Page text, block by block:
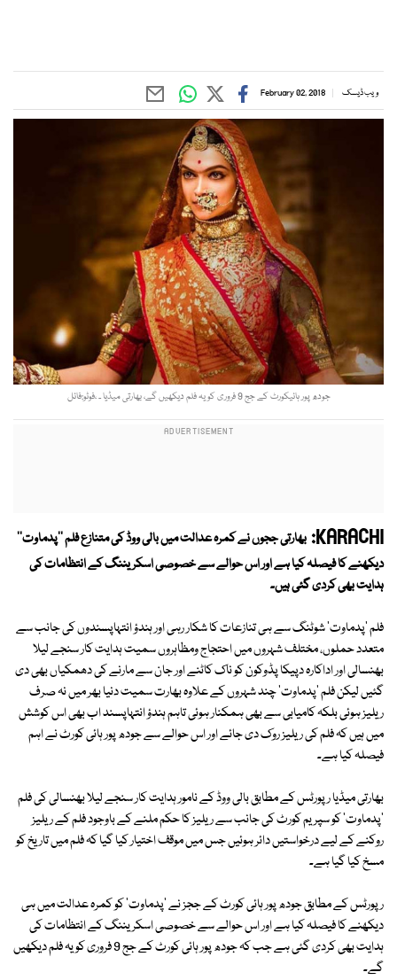
ویب ڈیسک February 02, 2018
جودھ پور ہائیکورٹ کے جج 9 فروری کو یہ فلم دیکھیں گے، بھارتی میڈیا ۔ ،فوٹو:فائل
KARACHI: بھارتی ججوں نے کمرہ عدالت میں بالی ووڈ کی متنازع فلم ''پدماوت''
دیکھنے کا فیصلہ کیا ہے اور اس حوالے سے خصوصی اسکریننگ کے انتظامات کی
ہدایت بھی کردی گئی ہیں۔
فلم 'پدماوت' شوٹنگ سے ہی تنازعات کا شکار رہی اور ہندؤ انتہاپسندوں کی جانب سے
متعدد حملوں، مختلف شہروں میں احتجاج ومظاہروں سمیت ہدایت کار سنجے لیلا
بھنسالی اور اداکارہ دپیکا پڈوکون کو ناک کاٹنے اور جان سے مارنے کی دھمکیاں بھی دی
گئیں لیکن فلم 'پدماوت' چند شہروں کے علاوہ بھارت سمیت دنیا بھر میں نہ صرف
ریلیز ہوئی بلکہ کامیابی سے بھی ہمکنار ہوئی تاہم ہندؤ انتہاپسند اب بھی اس کوشش
میں ہیں کہ فلم کی ریلیز روک دی جائے اور اس حوالے سے جودھ پور ہائی کورٹ نے اہم
فیصلہ کیا ہے۔
بھارتی میڈیا رپورٹس کے مطابق بالی ووڈ کے نامور ہدایت کار سنجے لیلا بھنسالی کی فلم
'پدماوت' کو سپریم کورٹ کی جانب سے ریلیز کا حکم ملنے کے باوجود فلم کے ریلیز
روکنے کے لیے درخواستیں دائر ہوئیں جس میں موقف اختیار کیا گیا کہ فلم میں تاریخ کو
مسخ کیا گیا ہے۔
رپورٹس کے مطابق جودھ پور ہائی کورٹ کے ججز نے 'پدماوت' کو کمرہ عدالت میں ہی
دیکھنے کا فیصلہ کیا ہے اور اس حوالے سے خصوصی اسکریننگ کے انتظامات کی
ہدایت بھی کردی گئی ہے جب کہ جودھ پور ہائی کورٹ کے جج 9 فروری کو یہ فلم دیکھیں
گے۔